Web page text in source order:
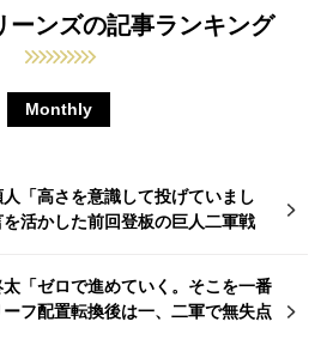
ーンズの記事ランキング
Monthly
「高さを意識して投げていまし
活かした前回登板の巨人二軍戦
「ゼロで進めていく。そこを一番
フ配置転換後は一、二軍で無失点